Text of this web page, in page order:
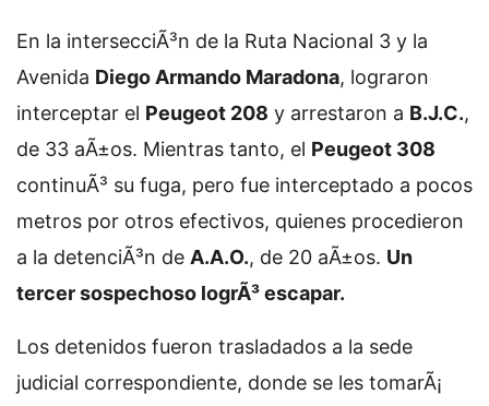
En la intersecciÃ³n de la Ruta Nacional 3 y la
Avenida Diego Armando Maradona, lograron
interceptar el Peugeot 208 y arrestaron a B.J.C.,
de 33 aÃ±os. Mientras tanto, el Peugeot 308
continuÃ³ su fuga, pero fue interceptado a pocos
metros por otros efectivos, quienes procedieron
a la detenciÃ³n de A.A.O., de 20 aÃ±os. Un
tercer sospechoso logrÃ³ escapar.
Los detenidos fueron trasladados a la sede
judicial correspondiente, donde se les tomarÃ¡